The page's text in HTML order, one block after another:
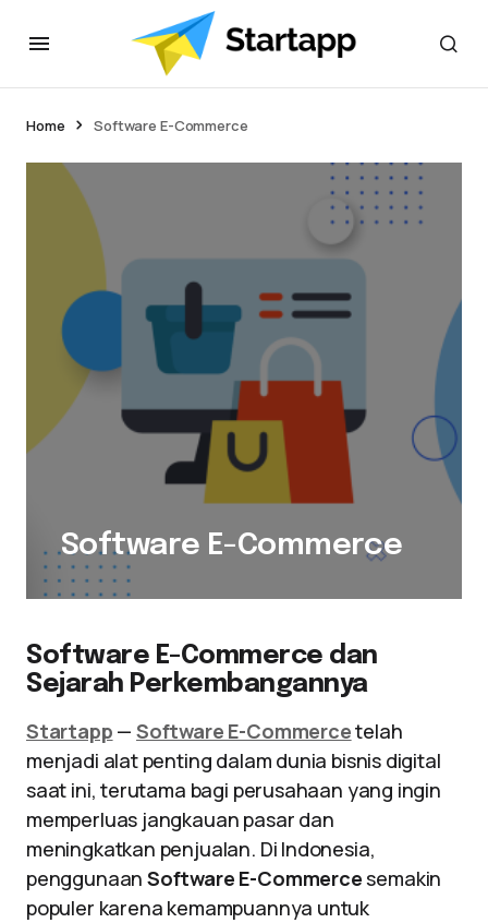
Home Software E-Commerce
Software E-Commerce
Software E-Commerce dan
Sejarah Perkembangannya
Startapp —Software E-Commercetelah
menjadi alat penting dalam dunia bisnis digital
saat ini, terutama bagi perusahaan yang ingin
memperluas jangkauan pasar dan
meningkatkan penjualan. Di Indonesia,
penggunaanSoftware E-Commercesemakin
populer karena kemampuannya untuk